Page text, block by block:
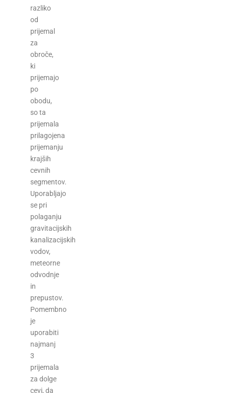
razliko
od
prijemal
za
obroče,
ki
prijemajo
po
obodu,
so ta
prijemala
prilagojena
prijemanju
krajših
cevnih
segmentov.
Uporabljajo
se pri
polaganju
gravitacijskih
kanalizacijskih
vodov,
meteorne
odvodnje
in
prepustov.
Pomembno
je
uporabiti
najmanj
3
prijemala
za dolge
cevi, da